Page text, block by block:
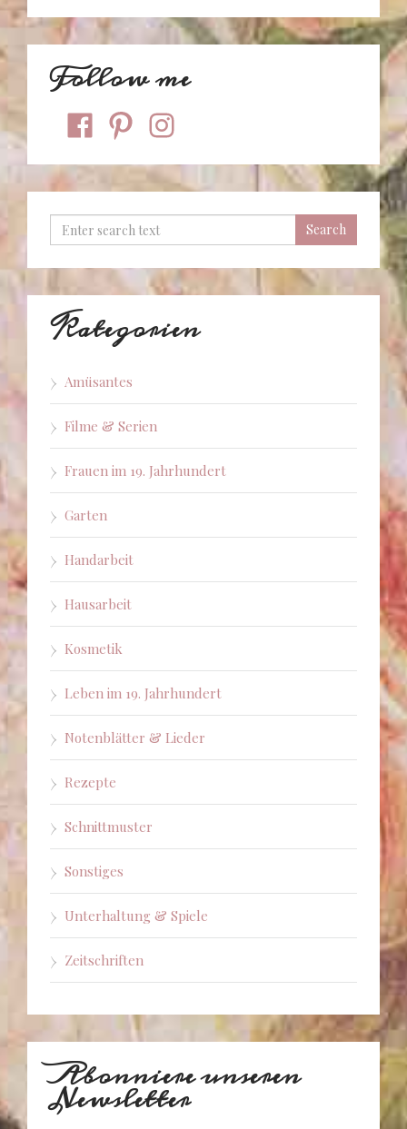
Follow me
facebookpinterestinstagram
Kategorien
Amüsantes
Filme & Serien
Frauen im 19. Jahrhundert
Garten
Handarbeit
Hausarbeit
Kosmetik
Leben im 19. Jahrhundert
Notenblätter & Lieder
Rezepte
Schnittmuster
Sonstiges
Unterhaltung & Spiele
Zeitschriften
Abonniere unseren
Newsletter